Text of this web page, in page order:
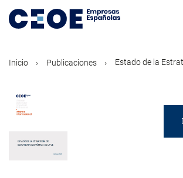
contenido
Inicio Publicaciones Estado de la